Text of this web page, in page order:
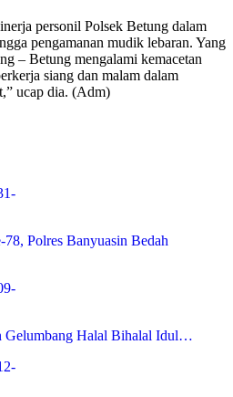
personil Polsek Betung dalam
pengamanan mudik lebaran. Yang
– Betung mengalami kemacetan
siang dan malam dalam
ucap dia. (Adm)
Polres Banyuasin Bedah
Gelumbang Halal Bihalal Idul…